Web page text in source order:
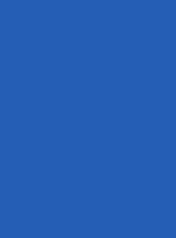
置，这种蜗杆副具有以下
精确磨削而成，精度高，
高，传动精度高。蜗杆与
线接触，齿面接触区可达
径大。接触线与相对速度
好。此种蜗轮副承载能力
用与冶金，矿山，化工，
二次包络蜗轮副的技术特
为母面，通过相对圆周运
蜗杆的齿面为母面，通过